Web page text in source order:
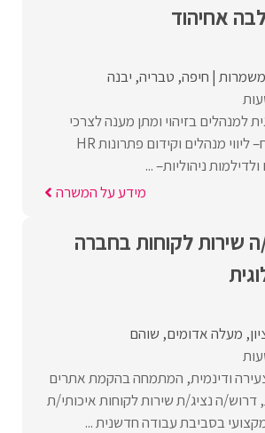
אחיהוד
משמרות חיפה טבריה יבנה
למנהלים בזיהוי ומתן מענה לצרכי
משאבי אנוש בשטח– ליווי מנהלים וקידום פתרונות HR
ניהוליות– ...
מידע על המשרה
ה שירות לקוחות בחברה
מעלה אדומים שוהם
ודינמית, המתמחה בהקמת אתרים
דרוש/ה נציג/ת שירות לקוחות איכותי/ת
בסביבת עבודה חדשנית ...